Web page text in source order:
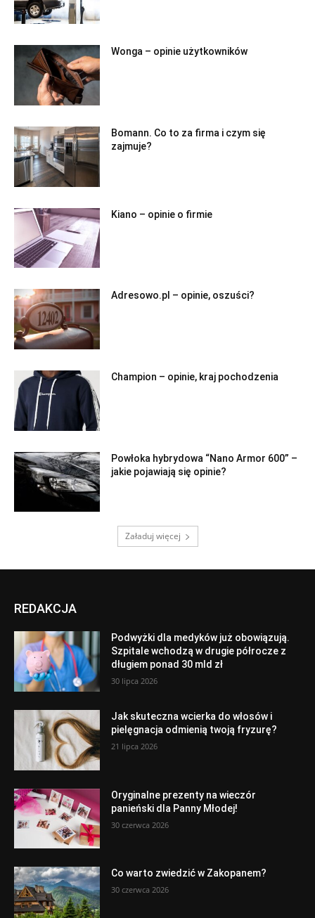
Wonga – opinie użytkowników
Bomann. Co to za firma i czym się
zajmuje?
Kiano – opinie o firmie
Adresowo.pl – opinie, oszuści?
Champion – opinie, kraj pochodzenia
Powłoka hybrydowa “Nano Armor 600” –
jakie pojawiają się opinie?
Załaduj więcej
REDAKCJA
Podwyżki dla medyków już obowiązują.
Szpitale wchodzą w drugie półrocze z
długiem ponad 30 mld zł
30 lipca 2026
Jak skuteczna wcierka do włosów i
pielęgnacja odmienią twoją fryzurę?
21 lipca 2026
Oryginalne prezenty na wieczór
panieński dla Panny Młodej!
30 czerwca 2026
Co warto zwiedzić w Zakopanem?
30 czerwca 2026